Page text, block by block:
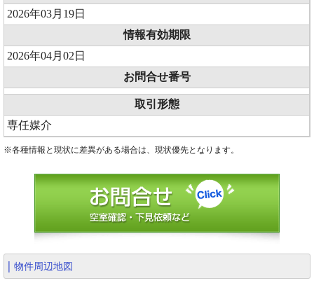
2026年03月19日
情報有効期限
2026年04月02日
お問合せ番号
取引形態
専任媒介
※各種情報と現状に差異がある場合は、現状優先となります。
物件周辺地図